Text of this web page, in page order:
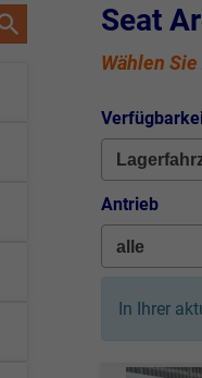
Seat
Wählen
Antrieb
In Ihrer